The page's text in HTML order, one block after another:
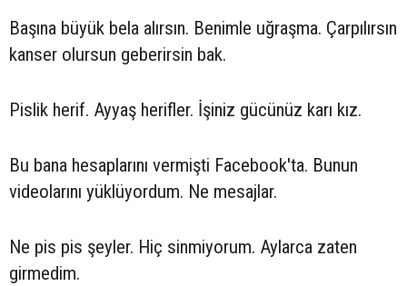
Başına büyük bela alırsın. Benimle uğraşma. Çarpılırsın
kanser olursun geberirsin bak.
Pislik herif. Ayyaş herifler. İşiniz gücünüz karı kız.
Bu bana hesaplarını vermişti Facebook'ta. Bunun
videolarını yüklüyordum. Ne mesajlar.
Ne pis pis şeyler. Hiç sinmiyorum. Aylarca zaten
girmedim.